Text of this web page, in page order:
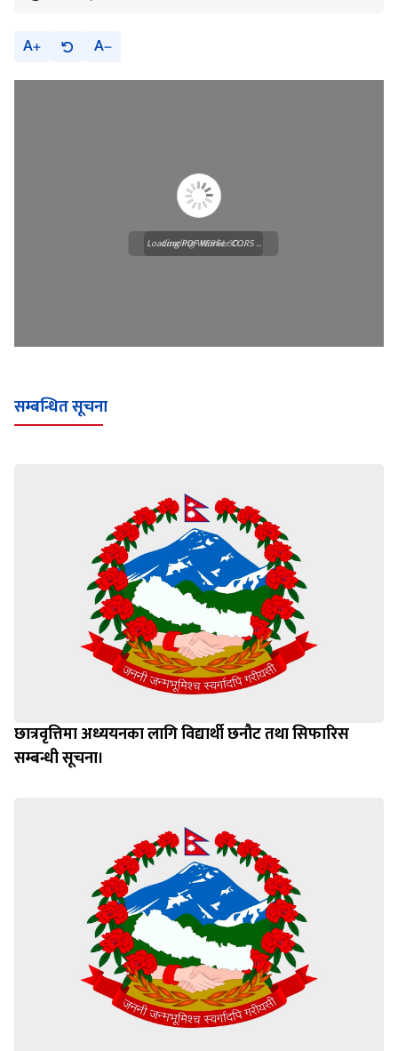
A A
Loading WEBGL 3D ...
Loading PDF Worker CORS ...
सम्बन्धित सूचना
छात्रवृत्तिमा अध्ययनका लागि विद्यार्थी छनौट तथा सिफारिस
सम्बन्धी सूचना।